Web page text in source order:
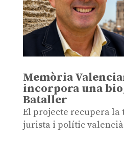
Memòria
incorpora una
Bataller
El projecte recupera la
jurista i polític valencià